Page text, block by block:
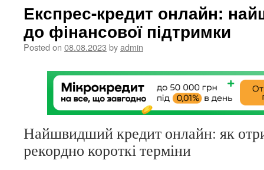
Експрес-кредит онлайн:
до фінансової підтримки
Posted on 08.08.2023 byadmin
Найшвидший кредит онлайн: як
рекордно короткі терміни